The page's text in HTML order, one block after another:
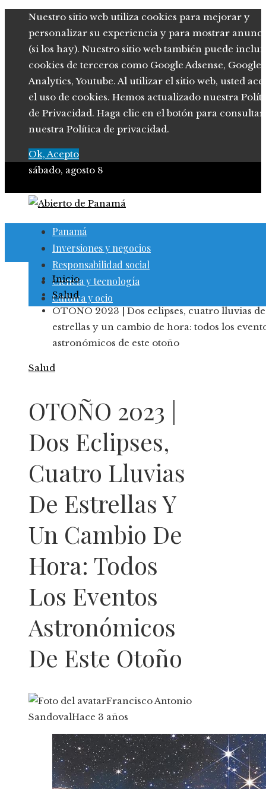
Nuestro sitio web utiliza cookies para mejorar y
personalizar su experiencia y para mostrar
(si los hay). Nuestro sitio web también puede
cookies de terceros como Google Adsense, Google
Analytics, Youtube. Al utilizar el sitio web, usted
el uso de cookies. Hemos actualizado nuestra
de Privacidad. Haga clic en el botón para consultar
nuestra Política de privacidad.
Ok, Acepto
sábado, agosto 8
Panamá
Inversiones y negocios
Responsabilidad social
Ciencia y tecnología
Cultura y ocio
Inicio
Salud
OTOÑO 2023 | Dos eclipses, cuatro lluvias de
estrellas y un cambio de hora: todos los
astronómicos de este otoño
Salud
OTOÑO 2023 |
Dos Eclipses,
Cuatro Lluvias
De Estrellas Y
Un Cambio De
Hora: Todos
Los Eventos
Astronómicos
De Este Otoño
Francisco Antonio
SandovalHace 3 años